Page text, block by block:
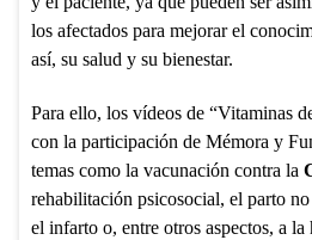
los afectados para mejorar el
así, su salud y su bienestar.
Para ello, los vídeos de “Vitaminas
con la participación de Mémora y
temas como la vacunación contra la
rehabilitación psicosocial, el parto
el infarto o, entre otros aspectos, a